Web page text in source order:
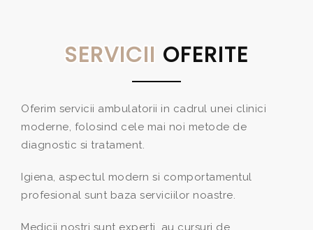
SERVICII OFERITE
Oferim servicii ambulatorii in cadrul unei clinici
moderne, folosind cele mai noi metode de
diagnostic si tratament.
Igiena, aspectul modern si comportamentul
profesional sunt baza serviciilor noastre.
Medicii nostri sunt experti, au cursuri de